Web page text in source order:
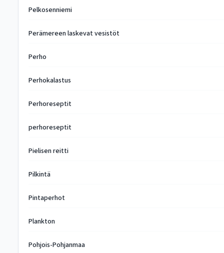
Pelkosenniemi
Perämereen laskevat vesistöt
Perho
Perhokalastus
Perhoreseptit
perhoreseptit
Pielisen reitti
Pilkintä
Pintaperhot
Plankton
Pohjois-Pohjanmaa